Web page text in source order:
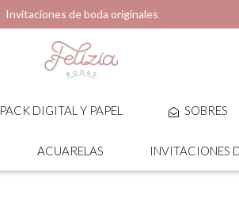
Invitaciones de boda originales
PACK DIGITAL Y PAPEL SOBRES
ACUARELAS INVITACIONES